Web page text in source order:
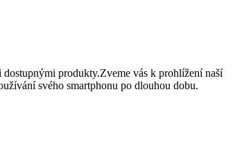
produkty.Zveme vás k prohlížení naší
svého smartphonu po dlouhou dobu.